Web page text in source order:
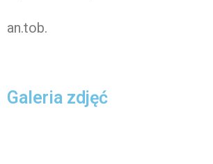
an.tob.
Galeria zdjęć